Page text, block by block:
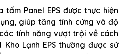
Panel EPS được thực hiện
giúp tăng tính cứng và độ
tính năng vượt trội về cách
Lạnh EPS thường được sử